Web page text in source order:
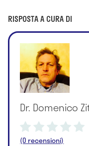
RISPOSTA A CURA DI
Dr. Domenico
(0 recensioni)